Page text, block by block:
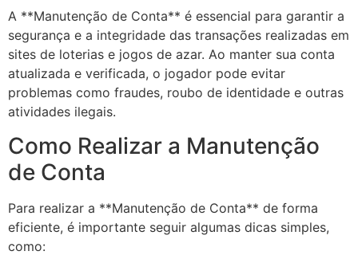
A **Manutenção de Conta** é essencial para garantir a
segurança e a integridade das transações realizadas em
sites de loterias e jogos de azar. Ao manter sua conta
atualizada e verificada, o jogador pode evitar
problemas como fraudes, roubo de identidade e outras
atividades ilegais.
Como Realizar a Manutenção
de Conta
Para realizar a **Manutenção de Conta** de forma
eficiente, é importante seguir algumas dicas simples,
como: